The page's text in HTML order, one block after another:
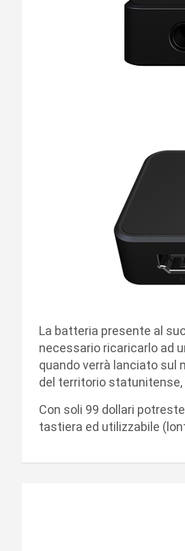
La batteria presente al
necessario ricaricarlo ad
quando verrà lanciato sul
del territorio
Con soli 99 dollari
tastiera ed utilizzabile